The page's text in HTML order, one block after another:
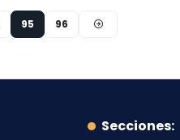
95 96
Secciones: